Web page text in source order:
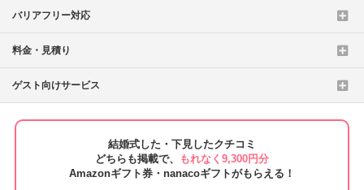
バリアフリー対応
料金・見積り
ゲスト向けサービス
結婚式した・下見したクチコミ
どちらも掲載で、
もれなく9,300円分
Amazonギフト券・nanacoギフトがもらえる！